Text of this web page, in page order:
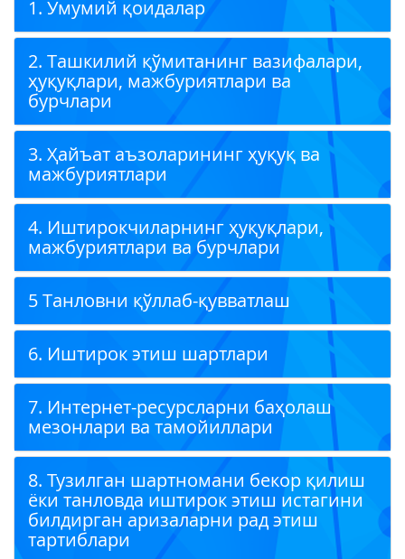
1. Умумий қоидалар
2. Ташкилий қўмитанинг вазифалари,
ҳуқуқлари, мажбуриятлари ва
бурчлари
3. Ҳайъат аъзоларининг ҳуқуқ ва
мажбуриятлари
4. Иштирокчиларнинг ҳуқуқлари,
мажбуриятлари ва бурчлари
5 Танловни қўллаб-қувватлаш
6. Иштирок этиш шартлари
7. Интернет-ресурсларни баҳолаш
мезонлари ва тамойиллари
8. Тузилган шартномани бекор қилиш
ёки танловда иштирок этиш истагини
билдирган аризаларни рад этиш
тартиблари